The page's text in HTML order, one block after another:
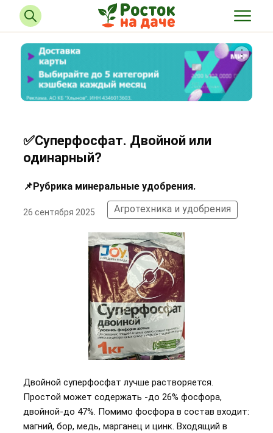
✅Суперфосфат. Двойной или
одинарный?
📌Рубрика минеральные удобрения.
26 сентября 2025 Агротехника и удобрения
Двойной суперфосфат лучше растворяется.
Простой может содержать -до 26% фосфора,
двойной-до 47%. Помимо фосфора в состав входит:
магний, бор, медь, марганец и цинк. Входящий в